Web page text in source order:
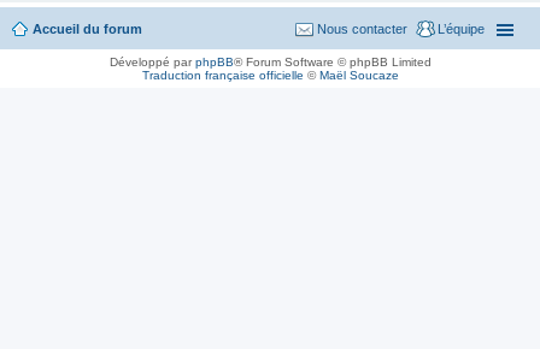
Accueil du forum L’équipe
Nous contacter
Développé parphpBB® Forum Software © phpBB Limited
Traduction française officielle ©Maël Soucaze